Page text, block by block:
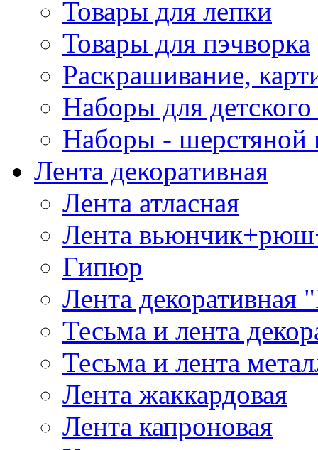
Товары для лепки
Товары для пэчворка
Раскрашивание,
Наборы для
Наборы - шерстяной
Лента декоративная
Лента атласная
Лента
Гипюр
Лента декоративная
Тесьма и лента
Тесьма и лента
Лента жаккардовая
Лента капроновая